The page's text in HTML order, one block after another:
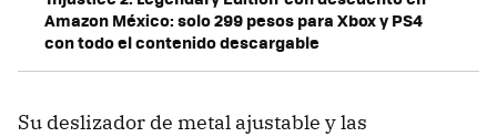
Amazon México: solo 299 pesos para Xbox y PS4
con todo el contenido descargable
Su deslizador de metal ajustable y las